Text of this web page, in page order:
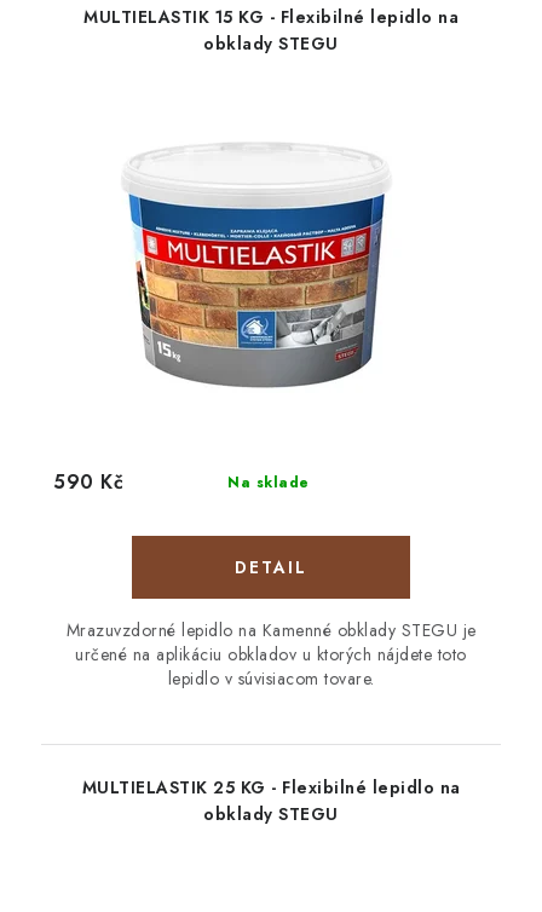
MULTIELASTIK 15 KG - Flexibilné lepidlo na
obklady STEGU
Na sklade
590 Kč
DETAIL
Mrazuvzdorné lepidlo na Kamenné obklady STEGU je
určené na aplikáciu obkladov u ktorých nájdete toto
lepidlo v súvisiacom tovare.
MULTIELASTIK 25 KG - Flexibilné lepidlo na
obklady STEGU